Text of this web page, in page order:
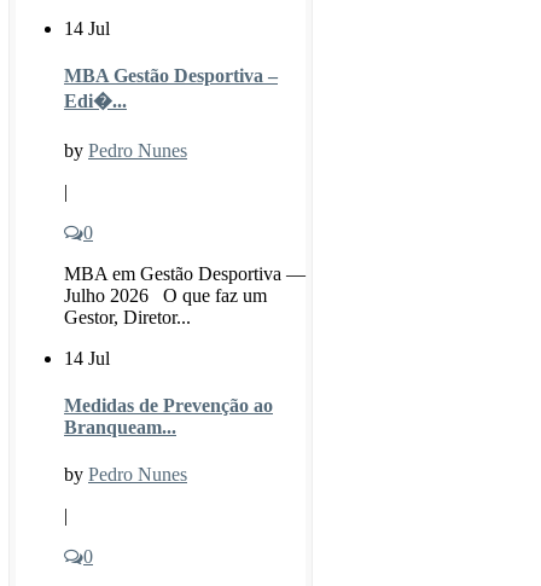
14 Jul
MBA Gestão Desportiva –
Edi�...
by Pedro Nunes
|
0
MBA em Gestão Desportiva —
Julho 2026 O que faz um
Gestor, Diretor...
14 Jul
Medidas de Prevenção ao
Branqueam...
by Pedro Nunes
|
0